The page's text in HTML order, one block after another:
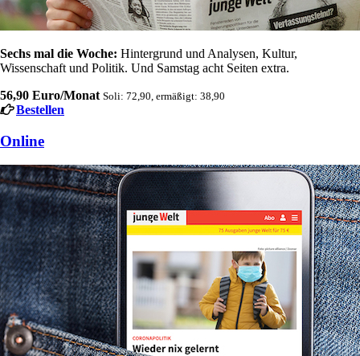
Sechs mal die Woche: Hintergrund und Analysen, Kultur,
Wissenschaft und Politik. Und Samstag acht Seiten extra.
56,90 Euro/Monat Soli: 72,90, ermäßigt: 38,90
Bestellen
Online